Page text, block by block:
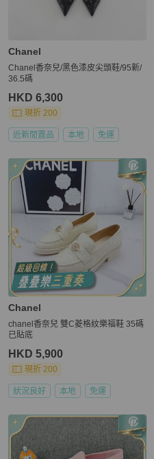
Chanel
Chanel香奈兒/黑色漆皮尖頭鞋/95新/
36.5碼
HKD 6,300
現折 200
近新閒置品 本地 免運
Chanel
chanel香奈兒 雙C菱格紋樂福鞋 35碼
已貼底
HKD 5,900
現折 200
狀況良好 本地 免運